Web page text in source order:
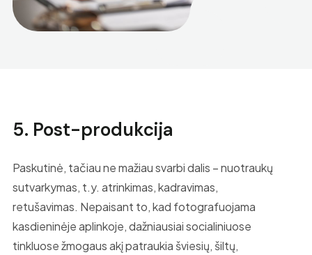
5. Post-produkcija
Paskutinė, tačiau ne mažiau svarbi dalis – nuotraukų
sutvarkymas, t.y. atrinkimas, kadravimas,
retušavimas. Nepaisant to, kad fotografuojama
kasdieninėje aplinkoje, dažniausiai socialiniuose
tinkluose žmogaus akį patraukia šviesių, šiltų,